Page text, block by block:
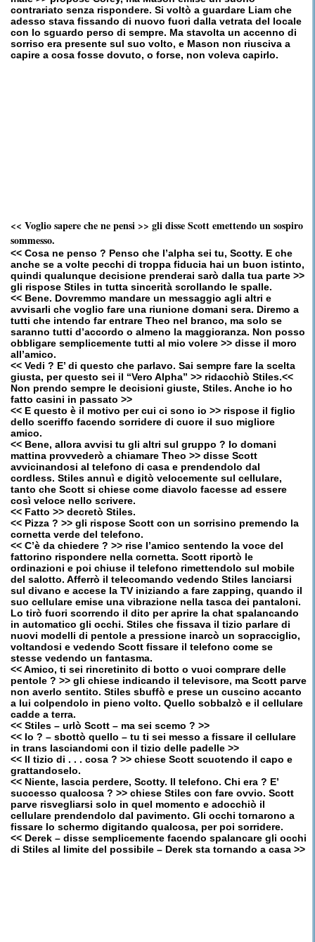
contrariato senza rispondere. Si voltò a guardare Liam che
adesso stava fissando di nuovo fuori dalla vetrata del locale
con lo sguardo perso di sempre. Ma stavolta un accenno di
sorriso era presente sul suo volto, e Mason non riusciva a
capire a cosa fosse dovuto, o forse, non voleva capirlo.
<< Voglio sapere che ne pensi >> gli disse Scott emettendo un sospiro
sommesso.
<< Cosa ne penso ? Penso che l’alpha sei tu, Scotty. E che
anche se a volte pecchi di troppa fiducia hai un buon istinto,
quindi qualunque decisione prenderai sarò dalla tua parte >>
gli rispose Stiles in tutta sincerità scrollando le spalle.
<< Bene. Dovremmo mandare un messaggio agli altri e
avvisarli che voglio fare una riunione domani sera. Diremo a
tutti che intendo far entrare Theo nel branco, ma solo se
saranno tutti d’accordo o almeno la maggioranza. Non posso
obbligare semplicemente tutti al mio volere >> disse il moro
all’amico.
<< Vedi ? E’ di questo che parlavo. Sai sempre fare la scelta
giusta, per questo sei il “Vero Alpha” >> ridacchiò Stiles.<<
Non prendo sempre le decisioni giuste, Stiles. Anche io ho
fatto casini in passato >>
<< E questo è il motivo per cui ci sono io >> rispose il figlio
dello sceriffo facendo sorridere di cuore il suo migliore
amico.
<< Bene, allora avvisi tu gli altri sul gruppo ? Io domani
mattina provvederò a chiamare Theo >> disse Scott
avvicinandosi al telefono di casa e prendendolo dal
cordless. Stiles annuì e digitò velocemente sul cellulare,
tanto che Scott si chiese come diavolo facesse ad essere
così veloce nello scrivere.
<< Fatto >> decretò Stiles.
<< Pizza ? >> gli rispose Scott con un sorrisino premendo la
cornetta verde del telefono.
<< C’è da chiedere ? >> rise l’amico sentendo la voce del
fattorino rispondere nella cornetta. Scott riportò le
ordinazioni e poi chiuse il telefono rimettendolo sul mobile
del salotto. Afferrò il telecomando vedendo Stiles lanciarsi
sul divano e accese la TV iniziando a fare zapping, quando il
suo cellulare emise una vibrazione nella tasca dei pantaloni.
Lo tirò fuori scorrendo il dito per aprire la chat spalancando
in automatico gli occhi. Stiles che fissava il tizio parlare di
nuovi modelli di pentole a pressione inarcò un sopracciglio,
voltandosi e vedendo Scott fissare il telefono come se
stesse vedendo un fantasma.
<< Amico, ti sei rincretinito di botto o vuoi comprare delle
pentole ? >> gli chiese indicando il televisore, ma Scott parve
non averlo sentito. Stiles sbuffò e prese un cuscino accanto
a lui colpendolo in pieno volto. Quello sobbalzò e il cellulare
cadde a terra.
<< Stiles – urlò Scott – ma sei scemo ? >>
<< Io ? – sbottò quello – tu ti sei messo a fissare il cellulare
in trans lasciandomi con il tizio delle padelle >>
<< Il tizio di . . . cosa ? >> chiese Scott scuotendo il capo e
grattandoselo.
<< Niente, lascia perdere, Scotty. Il telefono. Chi era ? E’
successo qualcosa ? >> chiese Stiles con fare ovvio. Scott
parve risvegliarsi solo in quel momento e adocchiò il
cellulare prendendolo dal pavimento. Gli occhi tornarono a
fissare lo schermo digitando qualcosa, per poi sorridere.
<< Derek – disse semplicemente facendo spalancare gli occhi
di Stiles al limite del possibile – Derek sta tornando a casa >>